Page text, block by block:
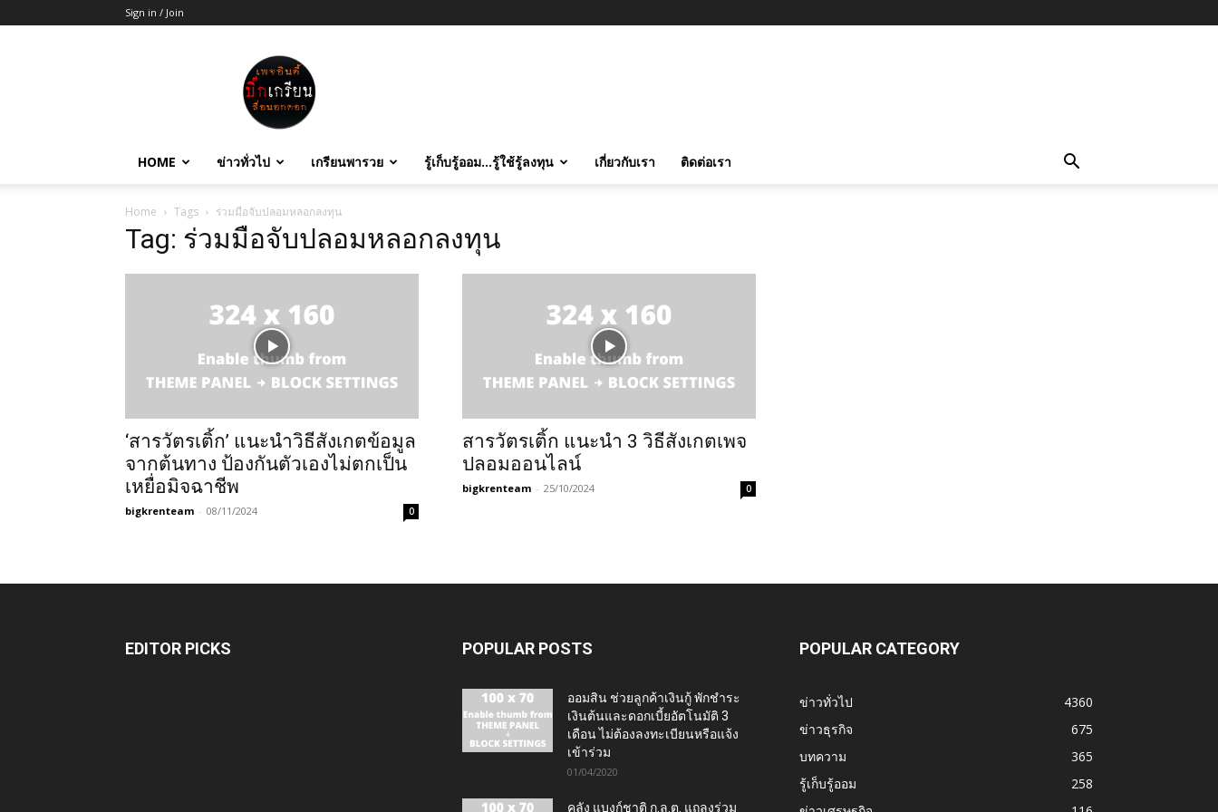
Sign in / Join
บิ๊ก
เกรียน
HOME ข่าวทั่วไป เกรียนพารวย รู้เก็บรู้ออม…รู้ใช้รู้ลงทุน เกี่ยวกับเรา ติดต่อเรา
Home Tags ร่วมมือจับปลอมหลอกลงทุน
Tag: ร่วมมือจับปลอมหลอกลงทุน
‘สารวัตรเติ้ก’ แนะนำวิธีสังเกตข้อมูล
จากต้นทาง ป้องกันตัวเองไม่ตกเป็น
เหยื่อมิจฉาชีพ
bigkrenteam - 08/11/2024 0
สารวัตรเติ้ก แนะนำ 3 วิธีสังเกตเพจ
ปลอมออนไลน์
bigkrenteam - 25/10/2024 0
EDITOR PICKS POPULAR POSTS
ออมสิน ช่วยลูกค้าเงินกู้ พักชำระ
เงินต้นและดอกเบี้ยอัตโนมัติ 3
เดือน ไม่ต้องลงทะเบียนหรือแจ้ง
เข้าร่วม
01/04/2020
คลัง แบงก์ชาติ ก.ล.ต. แถลงร่วม
POPULAR CATEGORY
ข่าวทั่วไป
4360
ข่าวธุรกิจ
675
บทความ
365
รู้เก็บรู้ออม
258